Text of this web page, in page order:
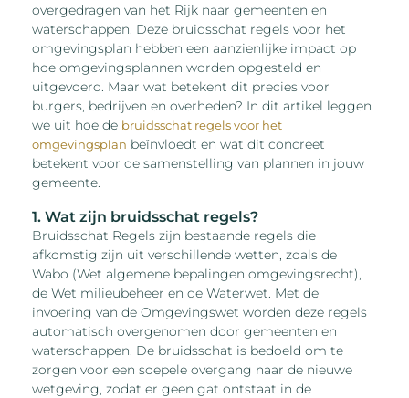
overgedragen van het Rijk naar gemeenten en
waterschappen. Deze bruidsschat regels voor het
omgevingsplan hebben een aanzienlijke impact op
hoe omgevingsplannen worden opgesteld en
uitgevoerd. Maar wat betekent dit precies voor
burgers, bedrijven en overheden? In dit artikel leggen
we uit hoe de bruidsschat regels voor het
omgevingsplan beïnvloedt en wat dit concreet
betekent voor de samenstelling van plannen in jouw
gemeente.
1. Wat zijn bruidsschat regels?
Bruidsschat Regels zijn bestaande regels die
afkomstig zijn uit verschillende wetten, zoals de
Wabo (Wet algemene bepalingen omgevingsrecht),
de Wet milieubeheer en de Waterwet. Met de
invoering van de Omgevingswet worden deze regels
automatisch overgenomen door gemeenten en
waterschappen. De bruidsschat is bedoeld om te
zorgen voor een soepele overgang naar de nieuwe
wetgeving, zodat er geen gat ontstaat in de